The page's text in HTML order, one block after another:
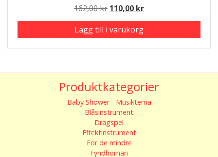
162,00kr Det
ursprungliga
priset
110,00 krDet
nuvarande
Lägg till i varukorg
Produktkategorier
Baby Shower - Musiktema
Blåsinstrument
Dragspel
Effektinstrument
För de mindre
Fyndhörnan